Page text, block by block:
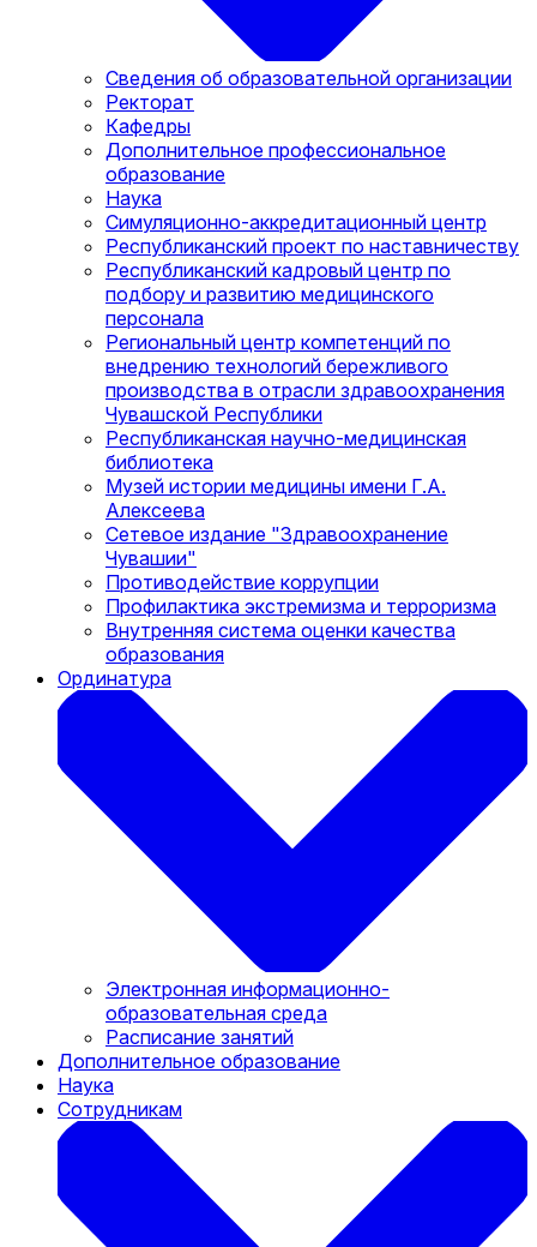
Сведения об образовательной организации
Ректорат
Кафедры
Дополнительное профессиональное
образование
Наука
Симуляционно-аккредитационный центр
Республиканский проект по наставничеству
Республиканский кадровый центр по
подбору и развитию медицинского
персонала
Региональный центр компетенций по
внедрению технологий бережливого
производства в отрасли здравоохранения
Чувашской Республики
Республиканская научно-медицинская
библиотека
Музей истории медицины имени Г.А.
Алексеева
Сетевое издание "Здравоохранение
Чувашии"
Противодействие коррупции
Профилактика экстремизма и терроризма
Внутренняя система оценки качества
образования
Ординатура
Электронная информационно-
образовательная среда
Расписание занятий
Дополнительное образование
Наука
Сотрудникам